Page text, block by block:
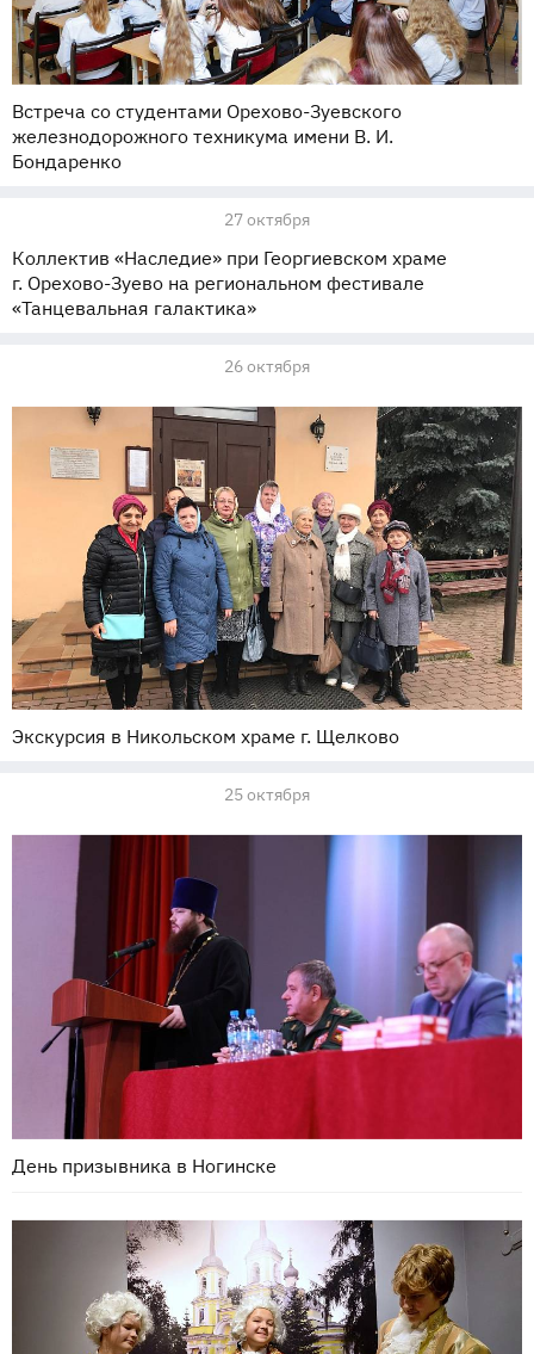
Встреча со студентами Орехово-Зуевского
железнодорожного техникума имени В. И.
Бондаренко
27 октября
Коллектив «Наследие» при Георгиевском храме
г. Орехово-Зуево на региональном фестивале
«Танцевальная галактика»
26 октября
Экскурсия в Никольском храме г. Щелково
25 октября
День призывника в Ногинске